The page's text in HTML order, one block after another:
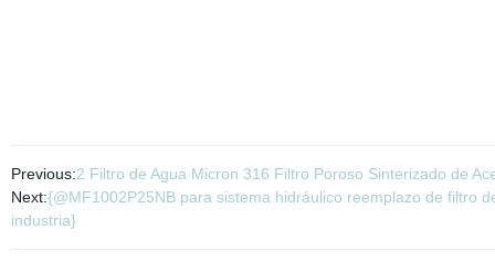
Previous:2 Filtro de Agua Micron 316 Filtro Poroso Sinterizado de
Next:{@MF1002P25NB para sistema hidráulico reemplazo de filtro
industria}